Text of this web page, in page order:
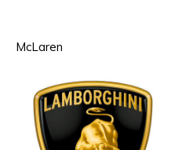
McLaren